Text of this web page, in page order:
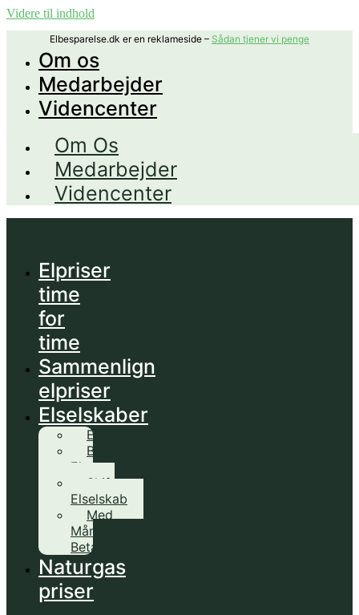
Videre til indhold
Elbesparelse.dk er en reklameside – Sådan tjener vi penge
Om os
Medarbejder
Videncenter
Om Os
Medarbejder
Videncenter
Elpriser
time
for
time
Sammenlign
elpriser
Elselskaber
Elselskaber
Billigste
Elselskab
Skift
Elselskab
Med
Månedlig
Betaling
Naturgas
priser